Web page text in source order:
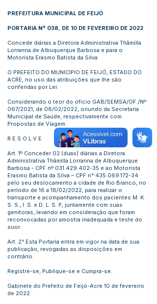
PREFEITURA MUNICIPAL DE FEIJÓ
PORTARIA Nº 038, DE 10 DE FEVEREIRO DE 2022
Concede diárias a Diretora Administrativa Thâmilla
Lorranna de Albuquerque Barbosa e para o
Motorista Erasmo Batista da Silva.
O PREFEITO DO MUNICIPIO DE FEIJÓ, ESTADO DO
ACRE, no uso das atribuições que lhe são
conferidas por Lei:
Considerando o teor do oficio GAB/SEMSA/OF./Nº
067/2021, de 08/02/2022, oriundo da Secretaria
Municipal de Saúde, respectivamente com
Propostas de Viagem.
R E S O L V E
Art. 1º Conceder 02 (duas) diárias a Diretora
Administrativa Thâmilla Lorranna de Albuquerque
Barbosa - CPF nº 031.429.402-35 e ao Motorista
Erasmo Batista da Silva – CPF n° 435.069.172-34
pelo seu deslocamento a cidade de Rio Branco, no
período de 16 a 18/02/2022, para realizar o
transporte e acompanhamento dos pacientes M. K.
S. S., I. S. e D. L. S. P, juntamente com suas
genitoras, levando em consideração que foram
reconvocadas por amostra inadequada e teste do
suor.
Art. 2° Esta Portaria entra em vigor na data de sua
publicação, revogadas as disposições em
contrário.
Registre-se, Publique-se e Cumpra-se.
Gabinete do Prefeito de Feijó-Acre 10 de fevereiro
de 2022.